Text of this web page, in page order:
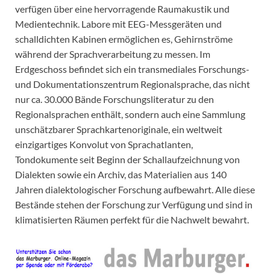
verfügen über eine hervorragende Raumakustik und
Medientechnik. Labore mit EEG-Messgeräten und
schalldichten Kabinen ermöglichen es, Gehirnströme
während der Sprachverarbeitung zu messen. Im
Erdgeschoss befindet sich ein transmediales Forschungs-
und Dokumentationszentrum Regionalsprache, das nicht
nur ca. 30.000 Bände Forschungsliteratur zu den
Regionalsprachen enthält, sondern auch eine Sammlung
unschätzbarer Sprachkartenoriginale, ein weltweit
einzigartiges Konvolut von Sprachatlanten,
Tondokumente seit Beginn der Schallaufzeichnung von
Dialekten sowie ein Archiv, das Materialien aus 140
Jahren dialektologischer Forschung aufbewahrt. Alle diese
Bestände stehen der Forschung zur Verfügung und sind in
klimatisierten Räumen perfekt für die Nachwelt bewahrt.